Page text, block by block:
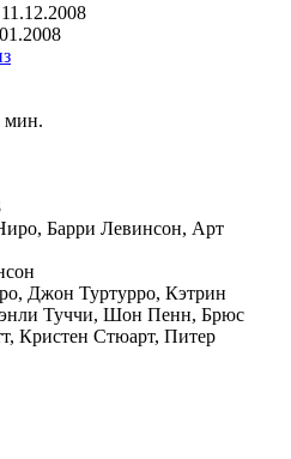
11.12.2008
мин.
, Барри Левинсон, Арт
, Джон Туртурро, Кэтрин
Туччи, Шон Пенн, Брюс
, Кристен Стюарт, Питер